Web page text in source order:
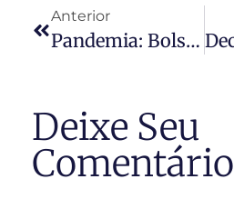
Anterior
Pandemia: Bolsonaro Veta Artigo De Lei Que Previa A Suspensão Dos Pedidos De Liminar Nas Ações De Despejo
Deixe Seu
Comentário